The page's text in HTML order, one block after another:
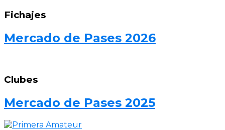
Fichajes
Mercado de Pases 2026
Clubes
Mercado de Pases 2025